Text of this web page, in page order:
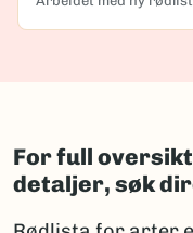
For full
detaljer, søk